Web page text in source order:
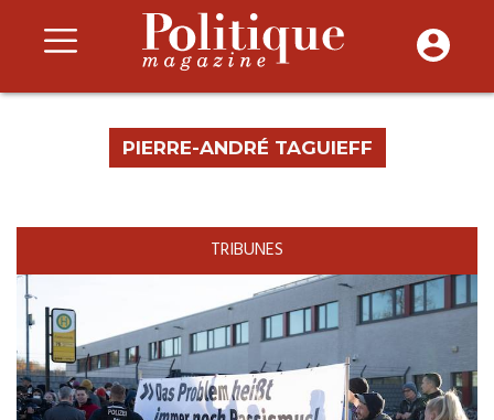
PIERRE-ANDRÉ TAGUIEFF
TRIBUNES